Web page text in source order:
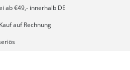
ab €49,- innerhalb DE
auf Rechnung